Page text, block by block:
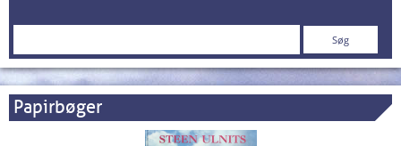
Søg
Papirbøger